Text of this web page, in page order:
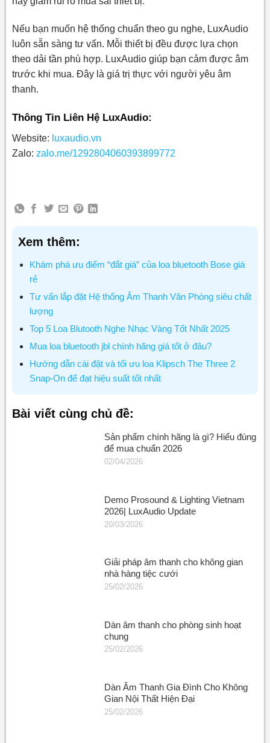
Nếu bạn muốn hệ thống chuẩn theo gu nghe, LuxAudio
luôn sẵn sàng tư vấn. Mỗi thiết bị đều được lựa chọn
theo dải tần phù hợp. LuxAudio giúp bạn cảm được âm
trước khi mua. Đây là giá trị thực với người yêu âm
thanh.
Thông Tin Liên Hệ LuxAudio:
Website: luxaudio.vn
Zalo: zalo.me/1292804060393899772
Xem thêm:
Khám phá ưu điểm “đắt giá” của loa bluetooth Bose giá
rẻ
Tư vấn lắp đặt Hệ thống Âm Thanh Văn Phòng siêu chất
lượng
Top 5 Loa Blutooth Nghe Nhạc Vàng Tốt Nhất 2025
Mua loa bluetooth jbl chính hãng giá tốt ở đâu?
Hướng dẫn cài đặt và tối ưu loa Klipsch The Three 2
Snap-On để đạt hiệu suất tốt nhất
Bài viết cùng chủ đề:
Sản phẩm chính hãng là gì? Hiểu đúng
để mua chuẩn 2026
02/04/2026
Demo Prosound & Lighting Vietnam
2026| LuxAudio Update
20/03/2026
Giải pháp âm thanh cho không gian
nhà hàng tiệc cưới
25/02/2026
Dàn âm thanh cho phòng sinh hoạt
chung
25/02/2026
Dàn Âm Thanh Gia Đình Cho Không
Gian Nội Thất Hiện Đại
25/02/2026